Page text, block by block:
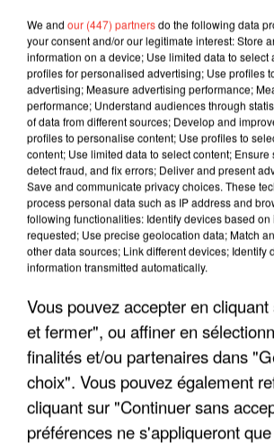
LES INTERVIEWS CHANTE
FRANCE
"JE SUIS À
ENFOIRÉS"
We and our (447) partnersdo the following data
your consent and/or our legitimate interest: Store
information on a device; Use limited data to select
profiles for personalised advertising; Use profiles
advertising; Measure advertising performance;
performance; Understand audiences through
of data from different sources; Develop and
profiles to personalise content; Use profiles to
content; Use limited data to select content; Ensure
detect fraud, and fix errors; Deliver and present
Save and communicate privacy choices. These
process personal data such as IP address and
following functionalities: Identify devices based
requested; Use precise geolocation data; Match
other data sources; Link different devices; Identify
information transmitted automatically.
Vous pouvez accepter en
et fermer", ou affiner en
finalités et/ou partenaires dans
choix". Vous pouvez également
cliquant sur "Continuer sans
préférences ne s'appliqueront